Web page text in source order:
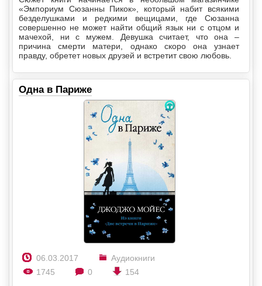
«Эмпориум Сюзанны Пикок», который набит всякими
безделушками и редкими вещицами, где Сюзанна
совершенно не может найти общий язык ни с отцом и
мачехой, ни с мужем. Девушка считает, что она –
причина смерти матери, однако скоро она узнает
правду, обретет новых друзей и встретит свою любовь.
Одна в Париже
06.03.2017
Аудиокниги
1745
0 154